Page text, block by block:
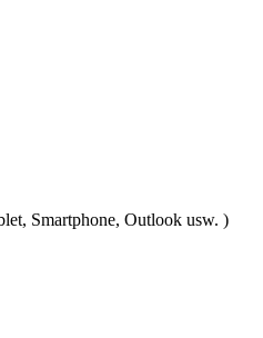
Smartphone, Outlook usw. )